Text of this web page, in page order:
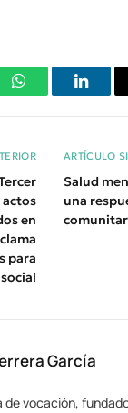
WhatsApp
actos
en
para
ARTÍCULO
Salud
una
García
de vocación,